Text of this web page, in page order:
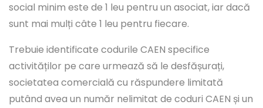
social minim este de 1 leu pentru un asociat, iar dacă
sunt mai mulți câte 1 leu pentru fiecare.
Trebuie identificate codurile CAEN specifice
activităților pe care urmează să le desfășurați,
societatea comercială cu răspundere limitată
putând avea un număr nelimitat de coduri CAEN și un